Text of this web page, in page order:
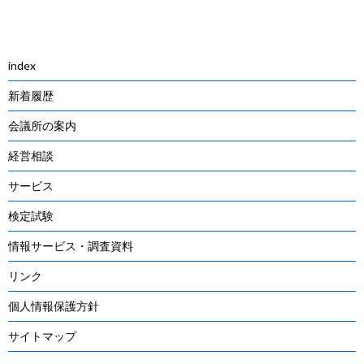
index
新着履歴
会議所の案内
経営相談
サービス
検定試験
情報サービス・調査資料
リンク
個人情報保護方針
サイトマップ